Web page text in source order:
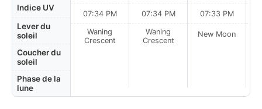
Indice UV
Lever du
soleil
Coucher du
soleil
Phase de la
lune
07:34 PM
Waning
Crescent
07:34 PM
Waning
Crescent
07:33 PM
New Moon